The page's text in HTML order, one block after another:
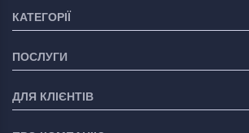
КАТЕГОРІЇ
ПОСЛУГИ
ДЛЯ КЛІЄНТІВ